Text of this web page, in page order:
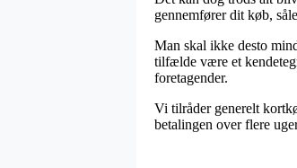
gennemfører dit køb,
Man skal ikke desto
tilfælde være et
foretagender.
Vi tilråder generelt
betalingen over flere